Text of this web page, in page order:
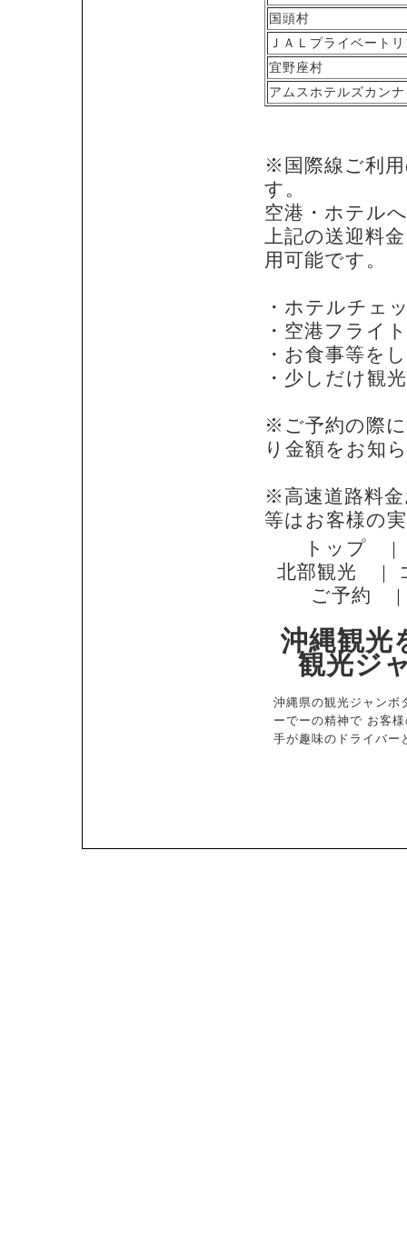
国頭村
ＪＡＬプライベート
宜野座村
アムスホテルズカン
※国際線ご利
す。
空港・ホテル
上記の送迎料
用可能です。
・ホテルチェ
・空港フライ
・お食事等を
・少しだけ観
※ご予約の際
り金額をお知
※高速道路料
等はお客様の
トップ
北部観光 ｜
ご予約
沖縄観光
観光ジ
沖縄県の観光ジャンボ
ーでーの精神で お客
手が趣味のドライバー